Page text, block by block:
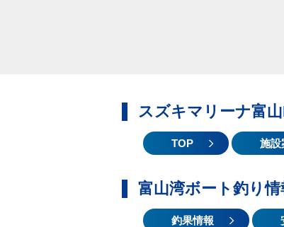
スズキマリーナ富
TOP 施設
富山湾ボート釣り情
釣果情報